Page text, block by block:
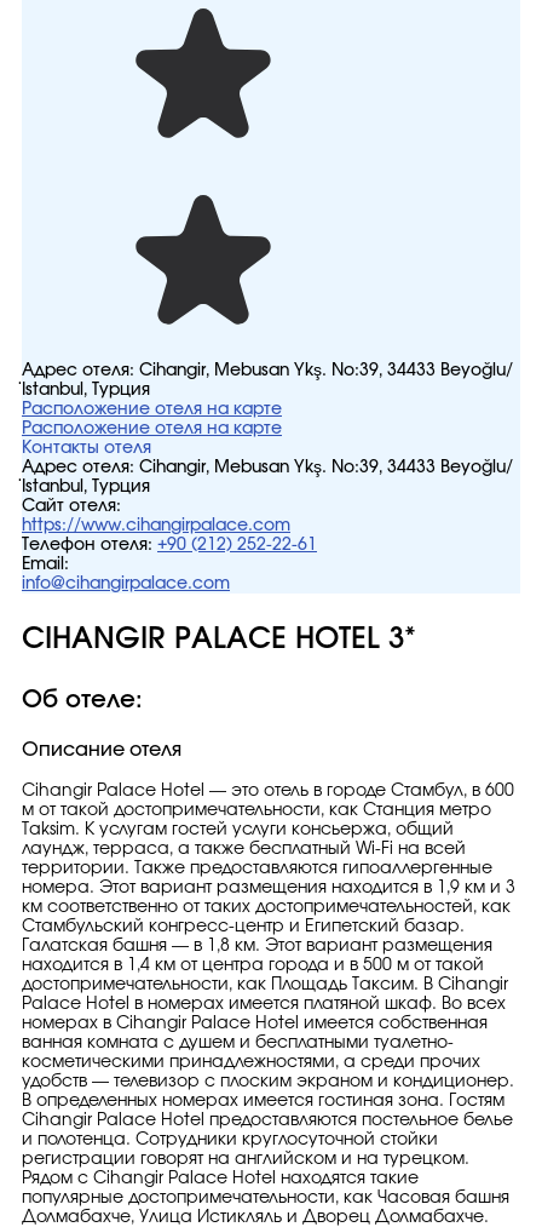
Адрес отеля: Cihangir, Mebusan Ykş. No:39, 34433 Beyoğlu/
İstanbul, Турция
Расположение отеля на карте
Расположение отеля на карте
Контакты отеля
Адрес отеля: Cihangir, Mebusan Ykş. No:39, 34433 Beyoğlu/
İstanbul, Турция
Сайт отеля:
https://www.cihangirpalace.com
Телефон отеля: +90 (212) 252-22-61
Email:
info@cihangirpalace.com
CIHANGIR PALACE HOTEL 3*
Об отеле:
Описание отеля
Cihangir Palace Hotel — это отель в городе Стамбул, в 600
м от такой достопримечательности, как Станция метро
Taksim. К услугам гостей услуги консьержа, общий
лаундж, терраса, а также бесплатный Wi-Fi на всей
территории. Также предоставляются гипоаллергенные
номера. Этот вариант размещения находится в 1,9 км и 3
км соответственно от таких достопримечательностей, как
Стамбульский конгресс-центр и Египетский базар.
Галатская башня — в 1,8 км. Этот вариант размещения
находится в 1,4 км от центра города и в 500 м от такой
достопримечательности, как Площадь Таксим. В Cihangir
Palace Hotel в номерах имеется платяной шкаф. Во всех
номерах в Cihangir Palace Hotel имеется собственная
ванная комната с душем и бесплатными туалетно-
косметическими принадлежностями, а среди прочих
удобств — телевизор с плоским экраном и кондиционер.
В определенных номерах имеется гостиная зона. Гостям
Cihangir Palace Hotel предоставляются постельное белье
и полотенца. Сотрудники круглосуточной стойки
регистрации говорят на английском и на турецком.
Рядом с Cihangir Palace Hotel находятся такие
популярные достопримечательности, как Часовая башня
Долмабахче, Улица Истикляль и Дворец Долмабахче.